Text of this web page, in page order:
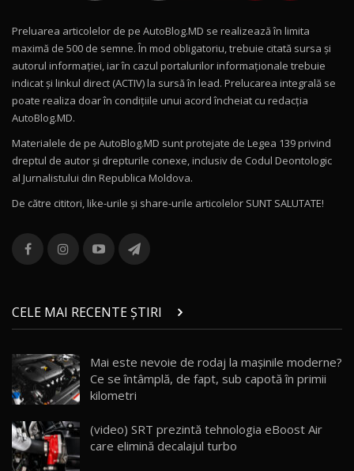
Mercedes-AMG E 53 HYBRID 4MATIC+ / Test
Drive AutoBlog.MD
16:27
11
Noul Volvo ES90 / Test Drive AutoBlog.MD
12
Noul MG HS / Test Drive AutoBlog.MD
16:48
13
combină aventura cu luxul / AutoBlog.MD
36:08
chinez care face lumea să se întoarcă după el
/ AutoBlog.MD
17:27
15 14:37
16
AutoBlogMD
13:10
Preluarea articolelor de pe AutoBlog.MD se realizează în limita
maximă de 500 de semne. În mod obligatoriu, trebuie citată sursa și
autorul informației, iar în cazul portalurilor informaționale trebuie
indicat și linkul direct (ACTIV) la sursă în lead. Prelucarea integrală se
poate realiza doar în condițiile unui acord încheiat cu redacţia
AutoBlog.MD.
Materialele de pe AutoBlog.MD sunt protejate de Legea 139 privind
dreptul de autor și drepturile conexe, inclusiv de Codul Deontologic
al Jurnalistului din Republica Moldova.
De către cititori, like-urile şi share-urile articolelor SUNT SALUTATE!
CELE MAI RECENTE ȘTIRI
Mai este nevoie de rodaj la mașinile moderne?
Ce se întâmplă, de fapt, sub capotă în primii
kilometri
(video) SRT prezintă tehnologia eBoost Air
care elimină decalajul turbo